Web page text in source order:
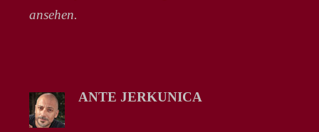
ansehen.
ANTE JERKUNICA